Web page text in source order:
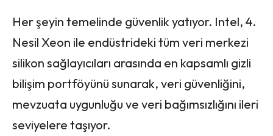
Her şeyin temelinde güvenlik yatıyor. Intel, 4.
Nesil Xeon ile endüstrideki tüm veri merkezi
silikon sağlayıcıları arasında en kapsamlı gizli
bilişim portföyünü sunarak, veri güvenliğini,
mevzuata uygunluğu ve veri bağımsızlığını ileri
seviyelere taşıyor.